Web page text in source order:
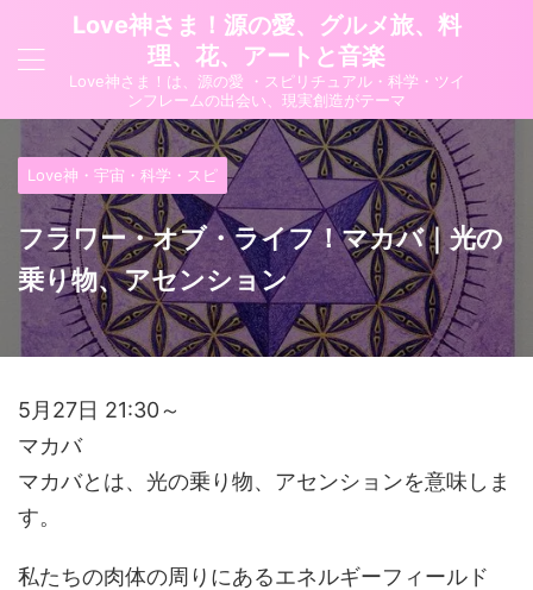
Love神さま！源の愛、グルメ旅、料
理、花、アートと音楽
Love神さま！は、源の愛 ・スピリチュアル・科学・ツイ
ンフレームの出会い、現実創造がテーマ
Love神・宇宙・科学・スピ
フラワー・オブ・ライフ！マカバ｜光の
乗り物、アセンション
5月27日 21:30～
マカバ
マカバとは、光の乗り物、アセンションを意味しま
す。
私たちの肉体の周りにあるエネルギーフィールド